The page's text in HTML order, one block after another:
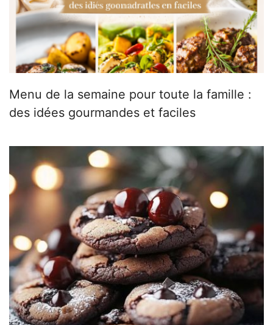
Menu de la semaine pour toute la famille :
des idées gourmandes et faciles